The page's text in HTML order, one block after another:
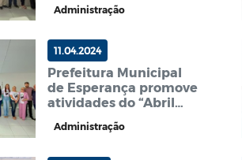
Verde na Prefeitura
Esperança.
Administração
11.04.2024
Prefeitura Municipal
de Esperança promove
atividades do “Abril
sobre saúde e
Administração